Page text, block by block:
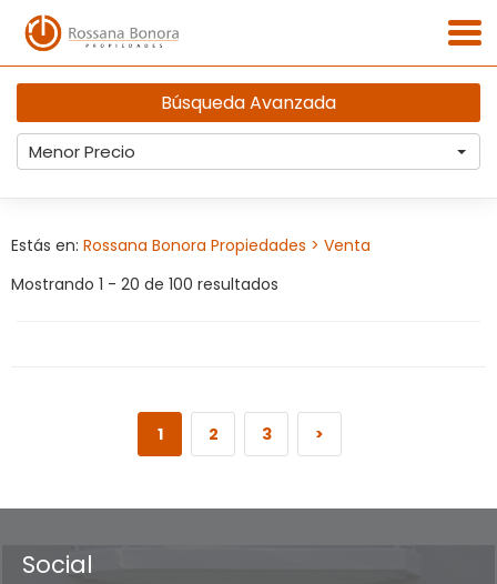
Búsqueda Avanzada
Menor Precio
Estás en: Rossana Bonora Propiedades > Venta
Mostrando 1 - 20 de 100 resultados
1 2 3 >
Social